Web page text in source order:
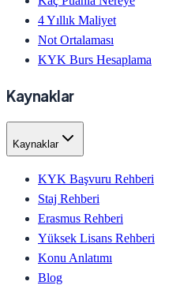
4 Yıllık Maliyet
Not Ortalaması
KYK Burs Hesaplama
Kaynaklar
Kaynaklar
KYK Başvuru Rehberi
Staj Rehberi
Erasmus Rehberi
Yüksek Lisans Rehberi
Konu Anlatımı
Blog